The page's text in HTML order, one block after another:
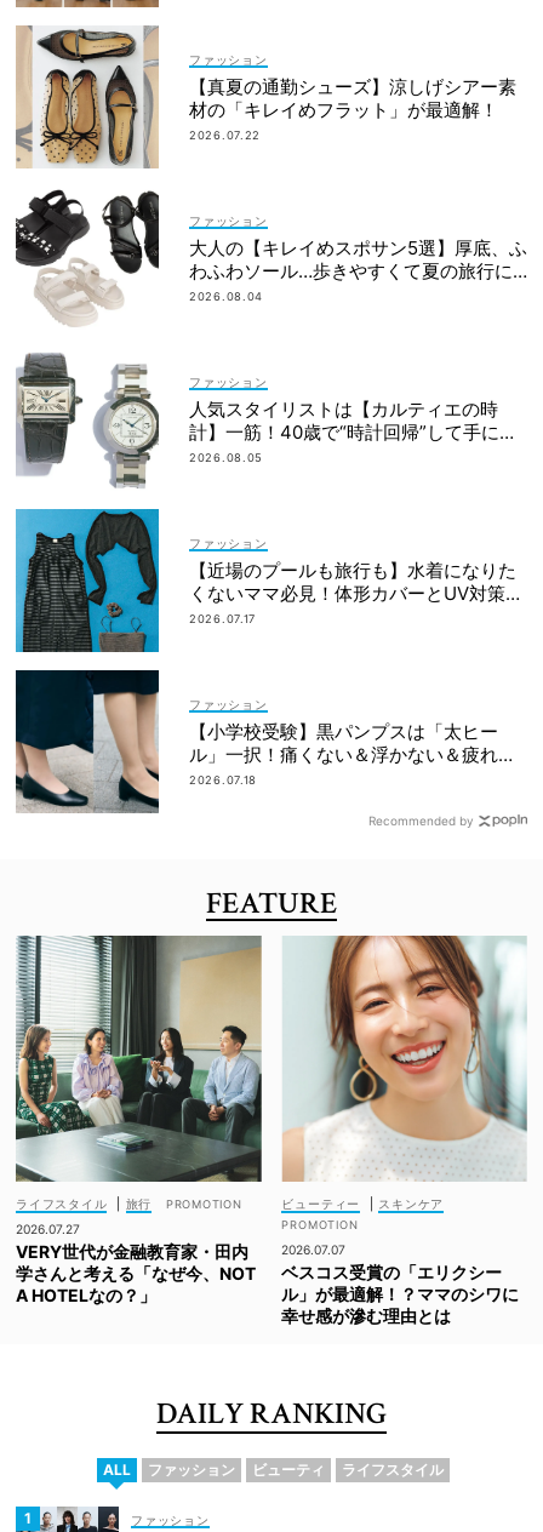
ファッション
【真夏の通勤シューズ】涼しげシアー素
材の「キレイめフラット」が最適解！
2026.07.22
ファッション
大人の【キレイめスポサン5選】厚底、ふ
わふわソール…歩きやすくて夏の旅行に
も！
2026.08.04
ファッション
人気スタイリストは【カルティエの時
計】一筋！40歳で“時計回帰”して手に入
れた名品は？
2026.08.05
ファッション
【近場のプールも旅行も】水着になりた
くないママ必見！体形カバーとUV対策を
両立するマルチウェア速報
2026.07.17
ファッション
【小学校受験】黒パンプスは「太ヒー
ル」一択！痛くない＆浮かない＆疲れな
い先輩ママたちのベストバイ4選
2026.07.18
Recommended by
FEATURE
ライフスタイル
旅行
2026.07.27
VERY世代が金融教育家・田内
学さんと考える「なぜ今、NOT
A HOTELなの？」
ビューティー スキンケア
2026.07.07
ベスコス受賞の「エリクシー
ル」が最適解！？ママのシワに
幸せ感が滲む理由とは
DAILY RANKING
ALL ファッション ビューティ ライフスタイル
ファッション